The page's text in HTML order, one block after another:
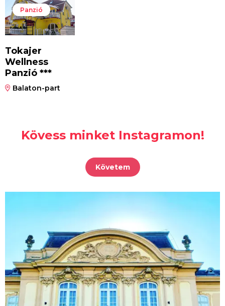
Panzió
Tokajer
Wellness
Panzió ***
Balaton-part
Kövess minket Instagramon!
Követem